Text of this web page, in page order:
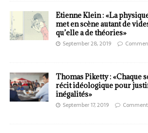
Etienne Klein : «La
met en scène autant de
qu’elle a de théories»
September 28, 2019
Thomas Piketty : «Chaque
récit idéologique pour
inégalités»
September 17, 2019